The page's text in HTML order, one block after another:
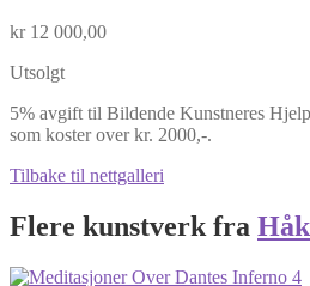
kr12 000,00
Utsolgt
5% avgift til Bildende Kunstneres
som koster over kr. 2000,-.
Tilbake til nettgalleri
Flere kunstverk fra